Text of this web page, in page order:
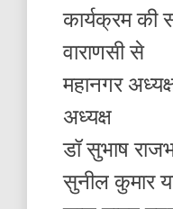
कार्यक्रम
वाराणसी से
महानगर
अध्यक्ष
डॉ सुभाष
सुनील कुमार